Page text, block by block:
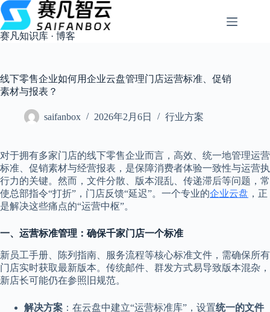
跳
过
内
容
赛凡知识库 · 博客
线下零售企业如何用企业云盘管理门店运营标准、促销
素材与报表？
saifanbox 2026年2月6日 行业方案
对于拥有多家门店的线下零售企业而言，高效、统一地管理运营
标准、促销素材与经营报表，是保障消费者体验一致性与运营执
行力的关键。然而，文件分散、版本混乱、传递滞后等问题，常
使总部指令“打折”，门店反馈“延迟”。一个专业的企业云盘 ，正
是解决这些痛点的“运营中枢”。
一、运营标准管理：确保千家门店一个标准
新员工手册、陈列指南、服务流程等核心标准文件，需确保所有
门店实时获取最新版本。传统邮件、群发方式易导致版本混杂，
新店长可能仍在参照旧规范。
解决方案 ：在云盘中建立“运营标准库”，设置统一的文件